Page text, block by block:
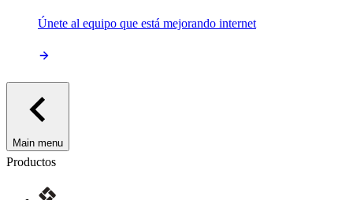
Únete al equipo que está mejorando internet
Main menu
Productos